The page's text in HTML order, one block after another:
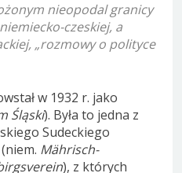
nieopodal granicy
czeskiej, a
„rozmowy o polityce
w 1932 r. jako
Śląski). Była to jedna z
Sudeckiego
Mährisch-
), z których